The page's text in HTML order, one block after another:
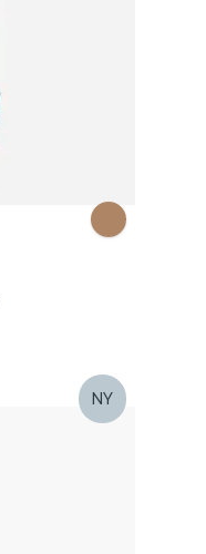
NY